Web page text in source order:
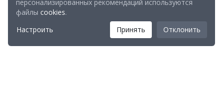
персонализированных рекомендаций используются
файлы cookies.
Настроить
Принять Отклонить